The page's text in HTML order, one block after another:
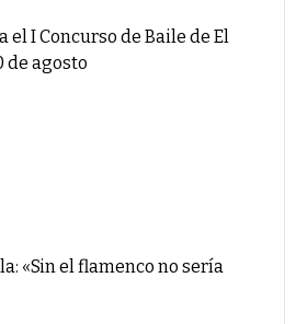
el I Concurso de Baile de El
de agosto
«Sin el flamenco no sería